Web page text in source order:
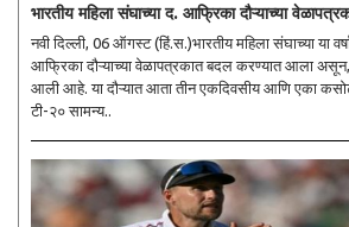
भारतीय महिला संघाच्या द. आफ्रिका दौऱ्याच्या
नवी दिल्ली, 06 ऑगस्ट (हिं.स.)भारतीय महिला संघाच्या या
आफ्रिका दौऱ्याच्या वेळापत्रकात बदल करण्यात आला असून,
आली आहे. या दौऱ्यात आता तीन एकदिवसीय आणि एका
टी-२० सामन्य..